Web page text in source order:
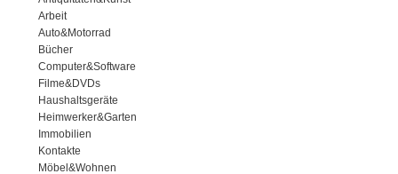
Arbeit
Auto&Motorrad
Bücher
Computer&Software
Filme&DVDs
Haushaltsgeräte
Heimwerker&Garten
Immobilien
Kontakte
Möbel&Wohnen